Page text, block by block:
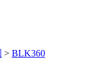
> BLK360